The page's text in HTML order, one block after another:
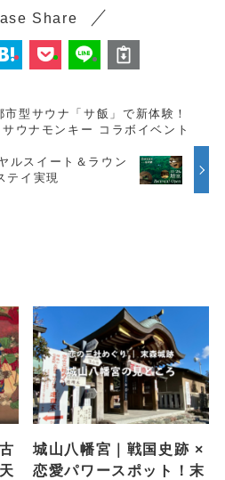
Share
型サウナ「サ飯」で新体験！
ウナモンキー コラボイベント
ルスイート＆ラウン
テイ実現
城山八幡宮｜戦国史跡 ×
恋愛パワースポット！末